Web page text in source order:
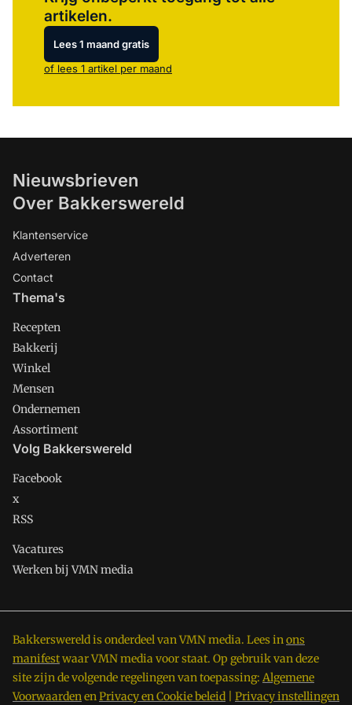
artikelen.
Lees 1 maand gratis
of lees 1 artikel per maand
Nieuwsbrieven
Over Bakkerswereld
Klantenservice
Adverteren
Contact
Thema's
Recepten
Bakkerij
Winkel
Mensen
Ondernemen
Assortiment
Volg Bakkerswereld
Facebook
x
RSS
Vacatures
Werken bij VMN media
Bakkerswereld is onderdeel van VMN media. Lees inons
manifestwaar VMN media voor staat. Op gebruik van deze
site zijn de volgende regelingen van toepassing: Algemene
VoorwaardenenPrivacy en Cookie beleid Privacy instellingen